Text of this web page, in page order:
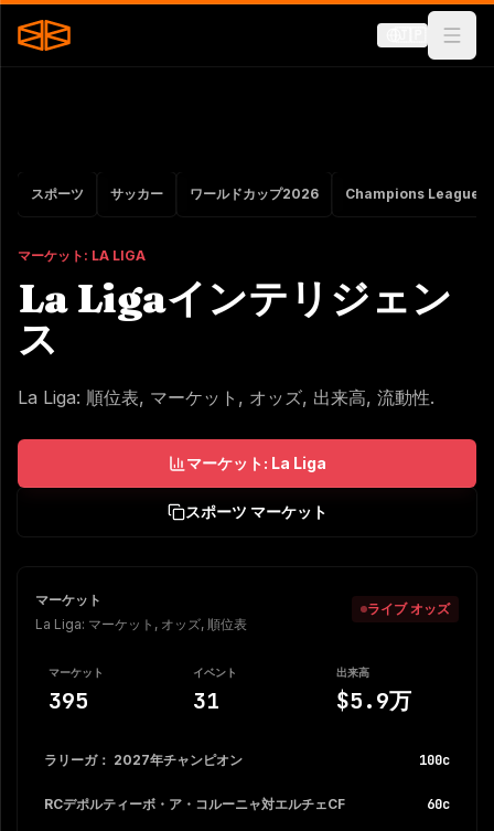
スポーツ サッカー ワールドカップ2026 Champions League
マーケット: LA LIGA
La Ligaインテリジェン
ス
La Liga: 順位表, マーケット, オッズ, 出来高, 流動性.
マーケット: La Liga
スポーツ マーケット
マーケット
La Liga: マーケット, オッズ, 順位表
ライブ オッズ
マーケット
395
イベント
31
出来高
$5.9万
ラリーガ： 2027年チャンピオン 100c
RCデポルティーボ・ア・コルーニャ対エルチェCF 60c